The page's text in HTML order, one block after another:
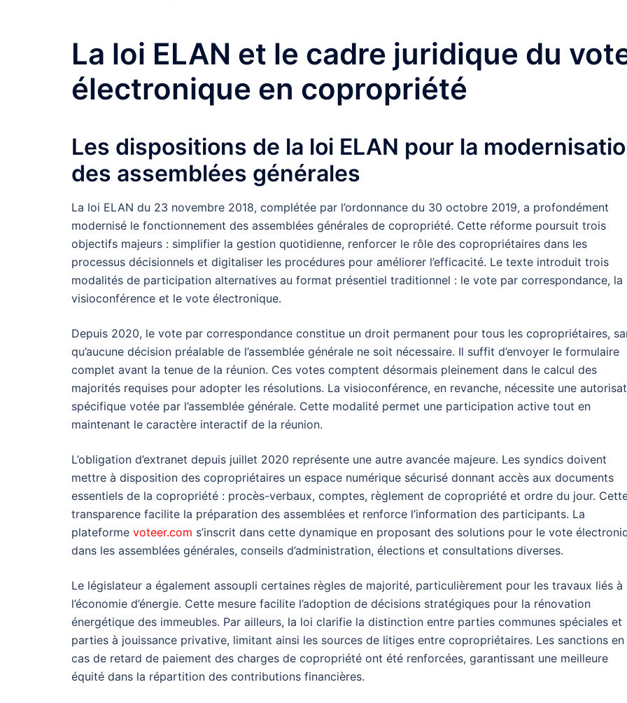
La loi ELAN et le cadre juridique du
électronique en copropriété
Les dispositions de la loi ELAN pour la
des assemblées générales
La loi ELAN du 23 novembre 2018, complétée par l’ordonnance du 30 octobre 2019, a profondément
modernisé le fonctionnement des assemblées générales de copropriété. Cette réforme poursuit trois
objectifs majeurs : simplifier la gestion quotidienne, renforcer le rôle des copropriétaires dans les
processus décisionnels et digitaliser les procédures pour améliorer l’efficacité. Le texte introduit trois
modalités de participation alternatives au format présentiel traditionnel : le vote par correspondance, la
visioconférence et le vote électronique.
Depuis 2020, le vote par correspondance constitue un droit permanent pour tous les copropriétaires,
qu’aucune décision préalable de l’assemblée générale ne soit nécessaire. Il suffit d’envoyer le formulaire
complet avant la tenue de la réunion. Ces votes comptent désormais pleinement dans le calcul des
majorités requises pour adopter les résolutions. La visioconférence, en revanche, nécessite une
spécifique votée par l’assemblée générale. Cette modalité permet une participation active tout en
maintenant le caractère interactif de la réunion.
L’obligation d’extranet depuis juillet 2020 représente une autre avancée majeure. Les syndics doivent
mettre à disposition des copropriétaires un espace numérique sécurisé donnant accès aux documents
essentiels de la copropriété : procès-verbaux, comptes, règlement de copropriété et ordre du jour.
transparence facilite la préparation des assemblées et renforce l’information des participants. La
plateforme voteer.com s’inscrit dans cette dynamique en proposant des solutions pour le vote
dans les assemblées générales, conseils d’administration, élections et consultations diverses.
Le législateur a également assoupli certaines règles de majorité, particulièrement pour les travaux liés à
l’économie d’énergie. Cette mesure facilite l’adoption de décisions stratégiques pour la rénovation
énergétique des immeubles. Par ailleurs, la loi clarifie la distinction entre parties communes spéciales et
parties à jouissance privative, limitant ainsi les sources de litiges entre copropriétaires. Les sanctions en
cas de retard de paiement des charges de copropriété ont été renforcées, garantissant une meilleure
équité dans la répartition des contributions financières.